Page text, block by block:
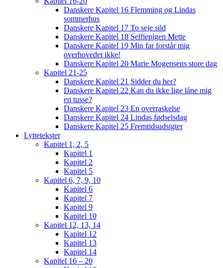
Danskere Kapitel 16 Flemming og Lindas
sommerhus
Danskere Kapitel 17 To seje sild
Danskere Kapitel 18 Selfiepigen Mette
Danskere Kapitel 19 Min far forstår mig
overhovedet ikke!
Danskere Kapitel 20 Marie Mogensens store dag
Kapitel 21-25
Danskere Kapitel 21 Sidder du her?
Danskere Kapitel 22 Kan du ikke lige låne mig
en tusse?
Danskere Kapitel 23 En overraskelse
Danskere Kapitel 24 Lindas fødselsdag
Danskere Kapitel 25 Fremtidsudsigter
Lyttetekster
Kapitel 1, 2, 5
Kapitel 1
Kapitel 2
Kapitel 5
Kapitel 6, 7, 9, 10
Kapitel 6
Kapitel 7
Kapitel 9
Kapitel 10
Kapitel 12, 13, 14
Kapitel 12
Kapitel 13
Kapitel 14
Kapitel 16 – 20